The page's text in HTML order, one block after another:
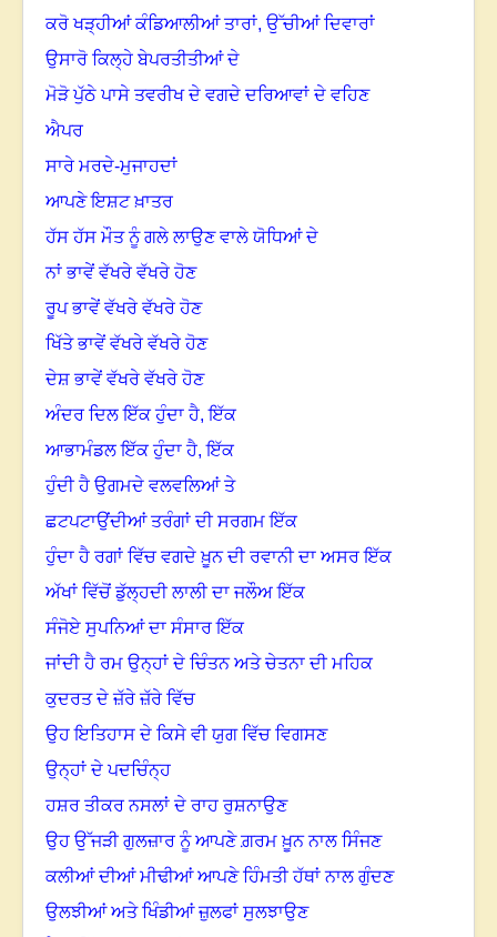
ਕਰੋ ਖੜ੍ਹੀਆਂ ਕੰਡਿਆਲੀਆਂ ਤਾਰਾਂ, ਉੱਚੀਆਂ ਦਿਵਾਰਾਂ
ਉਸਾਰੋ ਕਿਲ੍ਹੇ ਬੇਪਰਤੀਤੀਆਂ ਦੇ
ਮੋੜੋ ਪੁੱਠੇ ਪਾਸੇ ਤਵਰੀਖ ਦੇ ਵਗਦੇ ਦਰਿਆਵਾਂ ਦੇ ਵਹਿਣ
ਐਪਰ
ਸਾਰੇ ਮਰਦੇ-ਮੁਜਾਹਦਾਂ
ਆਪਣੇ ਇਸ਼ਟ ਖ਼ਾਤਰ
ਹੱਸ ਹੱਸ ਮੌਤ ਨੂੰ ਗਲੇ ਲਾਉਣ ਵਾਲੇ ਯੋਧਿਆਂ ਦੇ
ਨਾਂ ਭਾਵੇਂ ਵੱਖਰੇ ਵੱਖਰੇ ਹੋਣ
ਰੂਪ ਭਾਵੇਂ ਵੱਖਰੇ ਵੱਖਰੇ ਹੋਣ
ਖਿੱਤੇ ਭਾਵੇਂ ਵੱਖਰੇ ਵੱਖਰੇ ਹੋਣ
ਦੇਸ਼ ਭਾਵੇਂ ਵੱਖਰੇ ਵੱਖਰੇ ਹੋਣ
ਅੰਦਰ ਦਿਲ ਇੱਕ ਹੁੰਦਾ ਹੈ, ਇੱਕ
ਆਭਾਮੰਡਲ ਇੱਕ ਹੁੰਦਾ ਹੈ, ਇੱਕ
ਹੁੰਦੀ ਹੈ ਉਗਮਦੇ ਵਲਵਲਿਆਂ ਤੇ
ਛਟਪਟਾਉਂਦੀਆਂ ਤਰੰਗਾਂ ਦੀ ਸਰਗਮ ਇੱਕ
ਹੁੰਦਾ ਹੈ ਰਗਾਂ ਵਿੱਚ ਵਗਦੇ ਖ਼ੂਨ ਦੀ ਰਵਾਨੀ ਦਾ ਅਸਰ ਇੱਕ
ਅੱਖਾਂ ਵਿੱਚੋਂ ਡੁੱਲ੍ਹਦੀ ਲਾਲੀ ਦਾ ਜਲੌਅ ਇੱਕ
ਸੰਜੋਏ ਸੁਪਨਿਆਂ ਦਾ ਸੰਸਾਰ ਇੱਕ
ਜਾਂਦੀ ਹੈ ਰਮ ਉਨ੍ਹਾਂ ਦੇ ਚਿੰਤਨ ਅਤੇ ਚੇਤਨਾ ਦੀ ਮਹਿਕ
ਕੁਦਰਤ ਦੇ ਜ਼ੱਰੇ ਜ਼ੱਰੇ ਵਿੱਚ
ਉਹ ਇਤਿਹਾਸ ਦੇ ਕਿਸੇ ਵੀ ਯੁਗ ਵਿੱਚ ਵਿਗਸਣ
ਉਨ੍ਹਾਂ ਦੇ ਪਦਚਿੰਨ੍ਹ
ਹਸ਼ਰ ਤੀਕਰ ਨਸਲਾਂ ਦੇ ਰਾਹ ਰੁਸ਼ਨਾਉਣ
ਉਹ ਉੱਜੜੀ ਗੁਲਜ਼ਾਰ ਨੂੰ ਆਪਣੇ ਗ਼ਰਮ ਖ਼ੂਨ ਨਾਲ ਸਿੰਜਣ
ਕਲੀਆਂ ਦੀਆਂ ਮੀਢੀਆਂ ਆਪਣੇ ਹਿੰਮਤੀ ਹੱਥਾਂ ਨਾਲ ਗੁੰਦਣ
ਉਲਝੀਆਂ ਅਤੇ ਖਿੰਡੀਆਂ ਜ਼ੁਲਫਾਂ ਸੁਲਝਾਉਣ